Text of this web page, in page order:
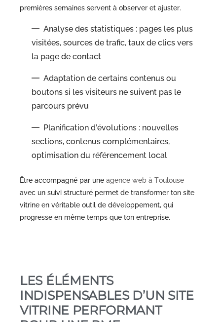
premières semaines servent à observer et ajuster.
Analyse des statistiques : pages les plus
visitées, sources de trafic, taux de clics vers
la page de contact
Adaptation de certains contenus ou
boutons si les visiteurs ne suivent pas le
parcours prévu
Planification d’évolutions : nouvelles
sections, contenus complémentaires,
optimisation du référencement local
Être accompagné par une agence web à Toulouse
avec un suivi structuré permet de transformer ton site
vitrine en véritable outil de développement, qui
progresse en même temps que ton entreprise.
LES ÉLÉMENTS
INDISPENSABLES D’UN SITE
VITRINE PERFORMANT